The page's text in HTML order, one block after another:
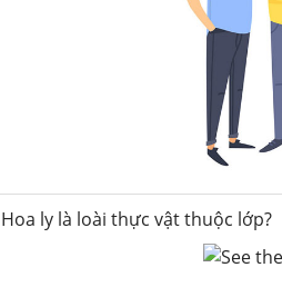
Hoa ly là loài thực vật thuộc lớp?